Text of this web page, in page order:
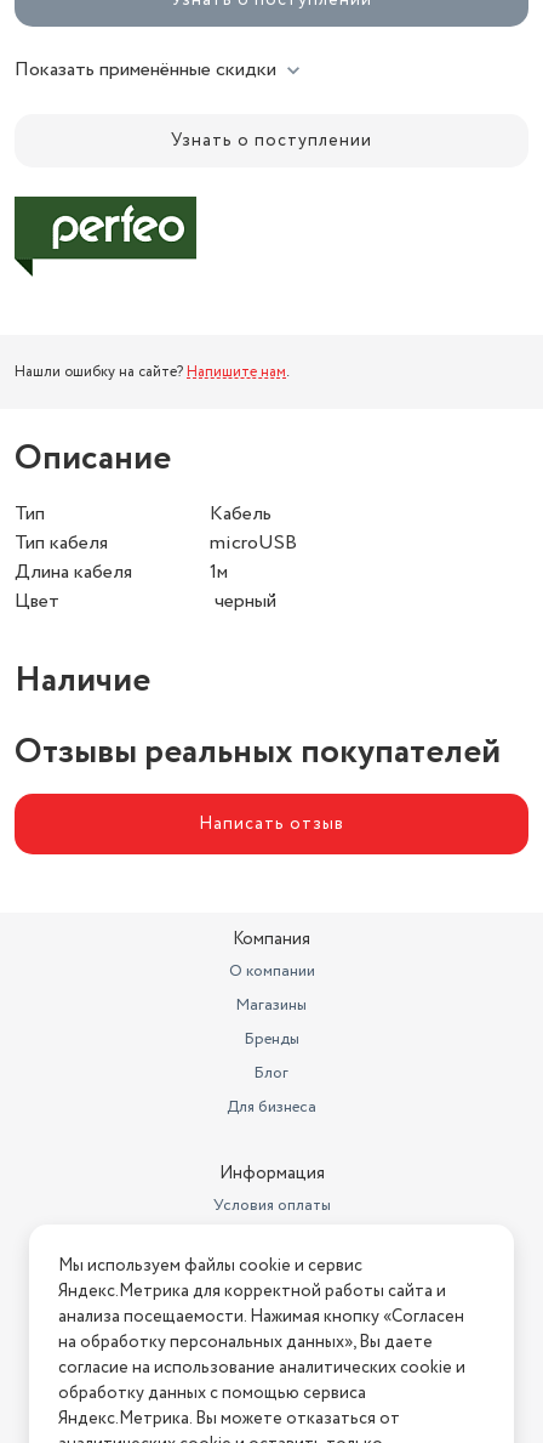
Показать применённые скидки
Узнать о поступлении
Нашли ошибку на сайте? Напишите нам.
Описание
Тип Кабель
Тип кабеля microUSB
Длина кабеля 1м
Цвет черный
Наличие
Отзывы реальных покупателей
Написать отзыв
Компания
О компании
Магазины
Бренды
Блог
Для бизнеса
Информация
Условия оплаты
Условия возврата
Нашли ошибку на сайте? Напишите нам
2026 © Интернет-магазин "АстМаркет". У нас есть всё!
Мы используем файлы cookie и сервис
Яндекс.Метрика для корректной работы сайта и
анализа посещаемости. Нажимая кнопку «Согласен
на обработку персональных данных», Вы даете
согласие на использование аналитических cookie и
обработку данных с помощью сервиса
Яндекс.Метрика. Вы можете отказаться от